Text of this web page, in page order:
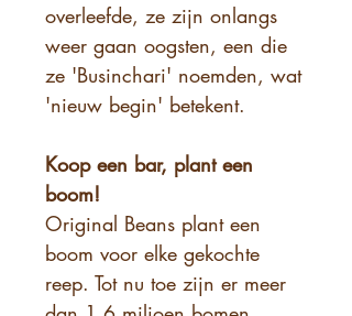
overleefde, ze zijn onlangs
weer gaan oogsten, een die
ze 'Businchari' noemden, wat
'nieuw begin' betekent.
Koop een bar, plant een
boom!
Original Beans plant een
boom voor elke gekochte
reep. Tot nu toe zijn er meer